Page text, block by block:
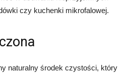
czy kuchenki mikrofalowej.
naturalny środek czystości, który